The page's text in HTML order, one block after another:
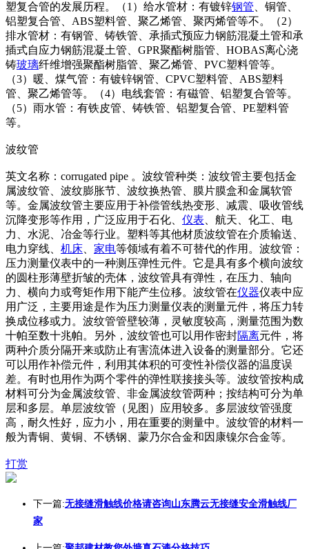
塑复合管的发展历程。（1）给水管材：有镀锌钢管 、铜管、
铝塑复合管、ABS塑料管、聚乙烯管、聚丙烯管等不。（2）
排水管材：有钢管、铸铁管、承插式预应力钢筋混凝土管和承
插式自应力钢筋混凝土管、GPR聚酯树脂管、HOBAS离心浇
铸玻璃纤维增强聚酯树脂管、聚乙烯管、PVC塑料管等。
（3）暖、煤气管：有镀锌钢管、CPVC塑料管、ABS塑料
管、聚乙烯管等。（4）电线套管：有磁管、铝塑复合管等。
（5）雨水管：有铁皮管、铸铁管、铝塑复合管、PE塑料管
等。
波纹管
英文名称：corrugated pipe 。波纹管种类：波纹管主要包括金
属波纹管、波纹膨胀节、波纹换热管、膜片膜盒和金属软管
等。金属波纹管主要应用于补偿管线热变形、减震、吸收管线
沉降变形等作用，广泛应用于石化、 仪表 、航天、化工、电
力、水泥、冶金等行业。塑料等其他材质波纹管在介质输送、
电力穿线、 机床 家电等领域有着不可替代的作用。波纹管：
压力测量仪表中的一种测压弹性元件。它是具有多个横向波纹
的圆柱形薄壁折皱的壳体，波纹管具有弹性，在压力、轴向
力、横向力或弯矩作用下能产生位移。波纹管在仪器仪表中应
用广泛，主要用途是作为压力测量仪表的测量元件，将压力转
换成位移或力。波纹管管壁较薄，灵敏度较高，测量范围为数
十帕至数十兆帕。另外，波纹管也可以用作密封隔离元件，将
两种介质分隔开来或防止有害流体进入设备的测量部分。它还
可以用作补偿元件，利用其体积的可变性补偿仪器的温度误
差。有时也用作为两个零件的弹性联接接头等。波纹管按构成
材料可分为金属波纹管、非金属波纹管两种；按结构可分为单
层和多层。单层波纹管（见图）应用较多。多层波纹管强度
高，耐久性好，应力小，用在重要的测量中。波纹管的材料一
般为青铜、黄铜、不锈钢、蒙乃尔合金和因康镍尔合金等。
打赏
下一篇:无接缝滑触线价格请咨询山东腾云无接缝安全滑触线厂
家